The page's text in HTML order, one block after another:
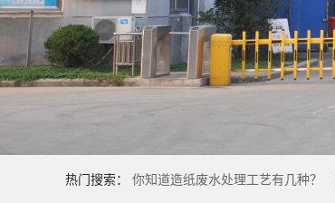
热门搜索： 你知道造纸废水处理工艺有几种？